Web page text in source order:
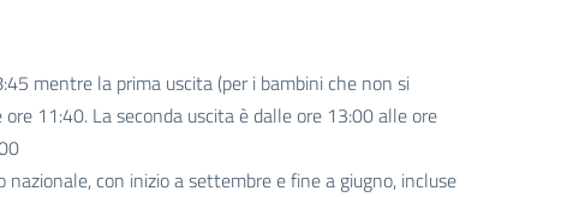
mentre la prima uscita (per i bambini che non si
11:40. La seconda uscita è dalle ore 13:00 alle ore
nazionale, con inizio a settembre e fine a giugno, incluse